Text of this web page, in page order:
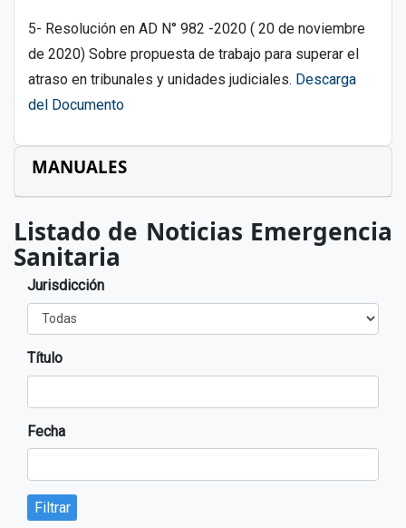
5- Resolución en AD N° 982 -2020 ( 20 de noviembre
de 2020) Sobre propuesta de trabajo para superar el
atraso en tribunales y unidades judiciales. Descarga
del Documento
MANUALES
Listado de Noticias Emergencia
Sanitaria
Jurisdicción
Título
Fecha
Filtrar